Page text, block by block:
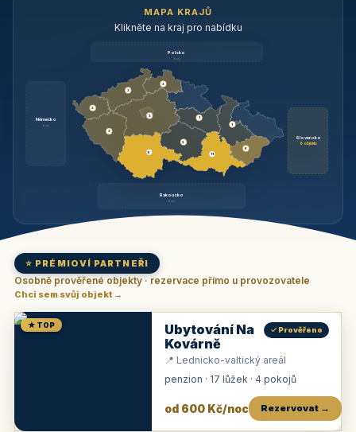
MAPA KRAJŮ
Klikněte na kraj pro nabídku
Polsko
brzy
Německo
brzy
Slovensko
6 objektů
Rakousko
brzy
3
9
3
3
3
3
1
2
11
1
6
⭐ PRÉMIOVÍ PARTNEŘI
Osobně prověřené objekty · rezervace přímo u provozovatele
Chci sem svůj objekt →
★ TOP
Ubytování Na
Kovárně
✓ Prověřeno
📍 Lednicko-valtický areál
penzion · 17 lůžek · 4 pokojů
od 600 Kč/noc Rezervovat →